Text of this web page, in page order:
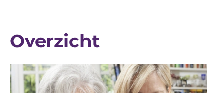
Overzicht